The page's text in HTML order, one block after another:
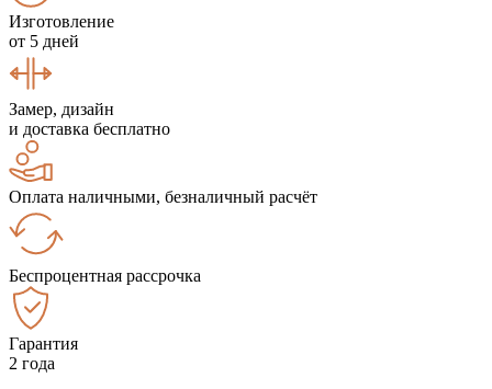
Изготовление
от 5 дней
Замер, дизайн
и доставка бесплатно
Оплата наличными, безналичный расчёт
Беспроцентная рассрочка
Гарантия
2 года